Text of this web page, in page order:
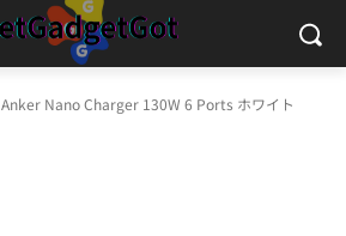
Anker Nano Charger 130W 6 Ports ホワイト